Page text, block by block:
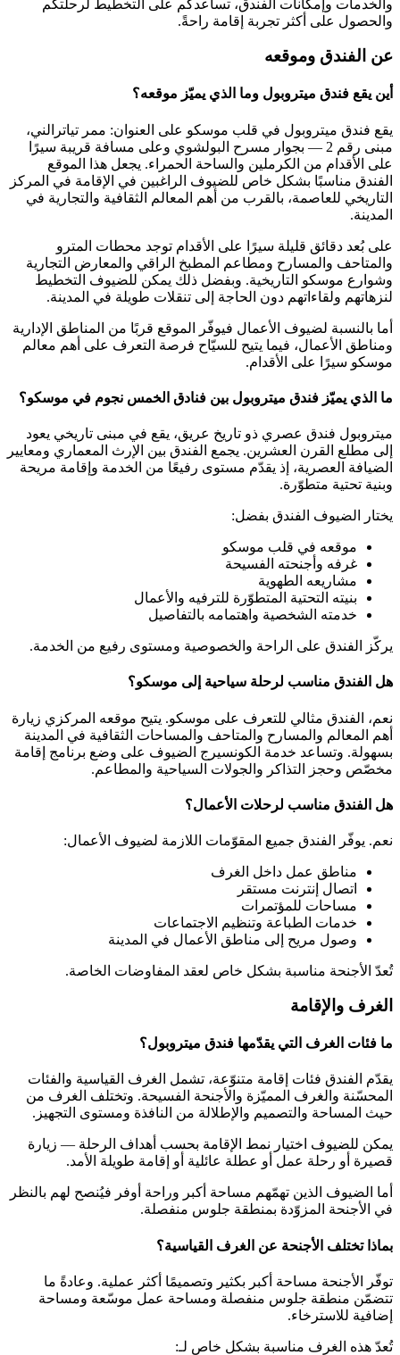
والخدمات وإمكانات الفندق، تساعدكم على التخطيط لرحلتكم
والحصول على أكثر تجربة إقامة راحةً.
عن الفندق وموقعه
أين يقع فندق ميتروبول وما الذي يميّز موقعه؟
يقع فندق ميتروبول في قلب موسكو على العنوان: ممر تياترالني،
مبنى رقم 2 — بجوار مسرح البولشوي وعلى مسافة قريبة سيرًا
على الأقدام من الكرملين والساحة الحمراء. يجعل هذا الموقع
الفندق مناسبًا بشكل خاص للضيوف الراغبين في الإقامة في المركز
التاريخي للعاصمة، بالقرب من أهم المعالم الثقافية والتجارية في
المدينة.
على بُعد دقائق قليلة سيرًا على الأقدام توجد محطات المترو
والمتاحف والمسارح ومطاعم المطبخ الراقي والمعارض التجارية
وشوارع موسكو التاريخية. وبفضل ذلك يمكن للضيوف التخطيط
لنزهاتهم ولقاءاتهم دون الحاجة إلى تنقلات طويلة في المدينة.
أما بالنسبة لضيوف الأعمال فيوفّر الموقع قربًا من المناطق الإدارية
ومناطق الأعمال، فيما يتيح للسيّاح فرصة التعرف على أهم معالم
موسكو سيرًا على الأقدام.
ما الذي يميّز فندق ميتروبول بين فنادق الخمس نجوم في موسكو؟
ميتروبول فندق عصري ذو تاريخ عريق، يقع في مبنى تاريخي يعود
إلى مطلع القرن العشرين. يجمع الفندق بين الإرث المعماري ومعايير
الضيافة العصرية، إذ يقدّم مستوى رفيعًا من الخدمة وإقامة مريحة
وبنية تحتية متطوّرة.
يختار الضيوف الفندق بفضل:
موقعه في قلب موسكو
غرفه وأجنحته الفسيحة
مشاريعه الطهوية
بنيته التحتية المتطوّرة للترفيه والأعمال
خدمته الشخصية واهتمامه بالتفاصيل
يركّز الفندق على الراحة والخصوصية ومستوى رفيع من الخدمة.
هل الفندق مناسب لرحلة سياحية إلى موسكو؟
نعم، الفندق مثالي للتعرف على موسكو. يتيح موقعه المركزي زيارة
أهم المعالم والمسارح والمتاحف والمساحات الثقافية في المدينة
بسهولة. وتساعد خدمة الكونسيرج الضيوف على وضع برنامج إقامة
مخصّص وحجز التذاكر والجولات السياحية والمطاعم.
هل الفندق مناسب لرحلات الأعمال؟
نعم. يوفّر الفندق جميع المقوّمات اللازمة لضيوف الأعمال:
مناطق عمل داخل الغرف
اتصال إنترنت مستقر
مساحات للمؤتمرات
خدمات الطباعة وتنظيم الاجتماعات
وصول مريح إلى مناطق الأعمال في المدينة
تُعدّ الأجنحة مناسبة بشكل خاص لعقد المفاوضات الخاصة.
الغرف والإقامة
ما فئات الغرف التي يقدّمها فندق ميتروبول؟
يقدّم الفندق فئات إقامة متنوّعة، تشمل الغرف القياسية والفئات
المحسّنة والغرف المميّزة والأجنحة الفسيحة. وتختلف الغرف من
حيث المساحة والتصميم والإطلالة من النافذة ومستوى التجهيز.
يمكن للضيوف اختيار نمط الإقامة بحسب أهداف الرحلة — زيارة
قصيرة أو رحلة عمل أو عطلة عائلية أو إقامة طويلة الأمد.
أما الضيوف الذين تهمّهم مساحة أكبر وراحة أوفر فيُنصح لهم بالنظر
في الأجنحة المزوّدة بمنطقة جلوس منفصلة.
بماذا تختلف الأجنحة عن الغرف القياسية؟
توفّر الأجنحة مساحة أكبر بكثير وتصميمًا أكثر عملية. وعادةً ما
تتضمّن منطقة جلوس منفصلة ومساحة عمل موسّعة ومساحة
إضافية للاسترخاء.
تُعدّ هذه الغرف مناسبة بشكل خاص لـ: